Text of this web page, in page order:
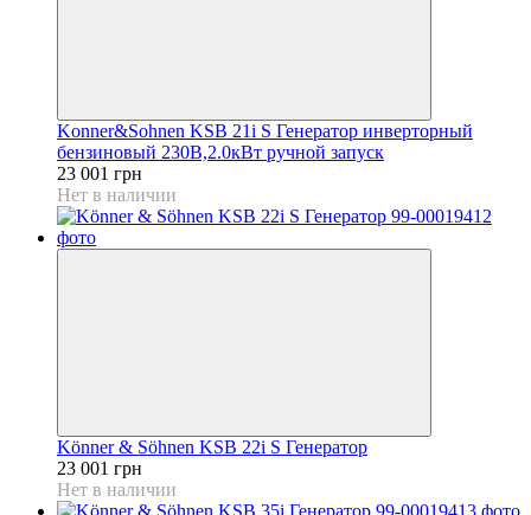
Konner&Sohnen KSB 21i S Генератор инверторный
бензиновый 230В,2.0кВт ручной запуск
23 001 грн
Нет в наличии
Könner & Söhnen KSB 22i S Генератор
23 001 грн
Нет в наличии